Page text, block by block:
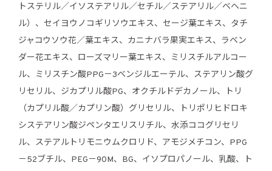
トステリル／イソステアリル／セチル／ステアリル／ベヘニ
ル）、セイヨウノコギリソウエキス、セージ葉エキス、タチ
ジャコウソウ花／葉エキス、カニナバラ果実エキス、ラベン
ダー花エキス、ローズマリー葉エキス、ミリスチルアルコー
ル、ミリスチン酸PPG－3ベンジルエーテル、ステアリン酸グ
リセリル、ジカプリル酸PG、オクチルドデカノール、トリ
（カプリル酸／カプリン酸）グリセリル、トリポリヒドロキ
システアリン酸ジペンタエリスリチル、水添ココグリセリ
ル、ステアルトリモニウムクロリド、アモジメチコン、PPG
－52ブチル、PEG－90M、BG、イソプロパノール、乳酸、ト